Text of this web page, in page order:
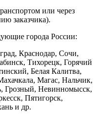
или через
заказчика).
города России:
Краснодар, Сочи,
Тихорецк, Горячий
Белая Калитва,
Магас, Нальчик,
Грозный, Невинномысск,
Пятигорск,
и др.